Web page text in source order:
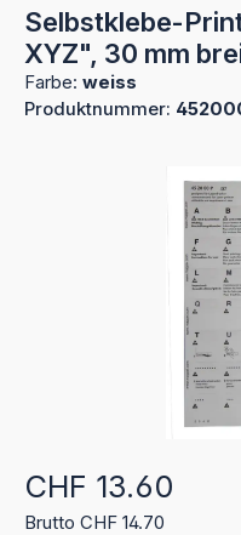
Selbstklebe-
XYZ", 30 mm
Farbe: weiss
Produktnummer:
Bildergalerie überspringen
Regulärer Preis:
CHF 13.60
Brutto CHF 14.70